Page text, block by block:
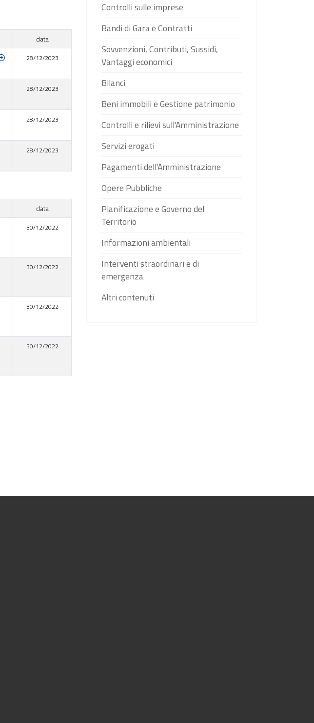
data
28/12/2023
28/12/2023
28/12/2023
28/12/2023
data
30/12/2022
30/12/2022
30/12/2022
30/12/2022
Controlli sulle imprese
Bandi di Gara e Contratti
Sovvenzioni, Contributi, Sussidi,
Vantaggi economici
Bilanci
Beni immobili e Gestione patrimonio
Controlli e rilievi sull'Amministrazione
Servizi erogati
Pagamenti dell'Amministrazione
Opere Pubbliche
Pianificazione e Governo del
Territorio
Informazioni ambientali
Interventi straordinari e di
emergenza
Altri contenuti